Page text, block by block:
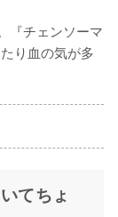
『チェンソーマ
り血の気が多
てちょ